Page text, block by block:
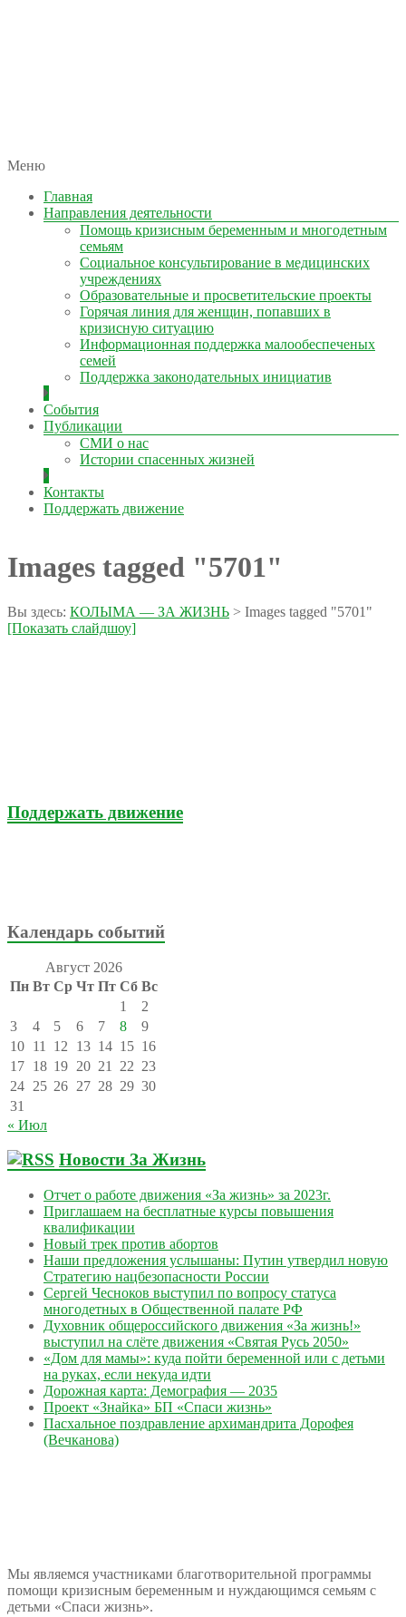
КОЛЫМА — ЗА ЖИЗНЬ
автономная некоммерческая организация
Меню
Главная
Направления деятельности
Помощь кризисным беременным и многодетным
семьям
Социальное консультирование в медицинских
учреждениях
Образовательные и просветительские проекты
Горячая линия для женщин, попавших в
кризисную ситуацию
Информационная поддержка малообеспеченых
семей
Поддержка законодательных инициатив
События
Публикации
СМИ о нас
Истории спасенных жизней
Контакты
Поддержать движение
Images tagged "5701"
Вы здесь: КОЛЫМА — ЗА ЖИЗНЬ > Images tagged "5701"
[Показать слайдшоу]
Поддержать движение
Календарь событий
Август 2026
Пн Вт Ср Чт Пт Сб Вс
1
2
3
4 5 6 7 8
9
10 11 12 13 14 15 16
17 18 19 20 21 22 23
24 25 26 27 28 29 30
31
« Июл
Новости За Жизнь
Отчет о работе движения «За жизнь» за 2023г.
Приглашаем на бесплатные курсы повышения
квалификации
Новый трек против абортов
Наши предложения услышаны: Путин утвердил новую
Стратегию нацбезопасности России
Сергей Чесноков выступил по вопросу статуса
многодетных в Общественной палате РФ
Духовник общероссийского движения «За жизнь!»
выступил на слёте движения «Святая Русь 2050»
«Дом для мамы»: куда пойти беременной или с детьми
на руках, если некуда идти
Дорожная карта: Демография — 2035
Проект «Знайка» БП «Спаси жизнь»
Пасхальное поздравление архимандрита Дорофея
(Вечканова)
Мы являемся участниками благотворительной программы
помощи кризисным беременным и нуждающимся семьям с
детьми «Спаси жизнь».